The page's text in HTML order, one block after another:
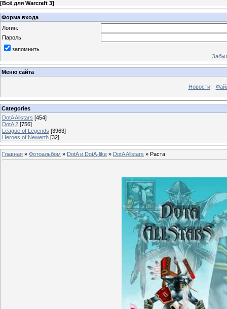
[Всё для Warcraft 3]
Форма входа
Логин:
Пароль:
запомнить
Меню сайта
Новости
Categories
DotA Allstars [454]
DotA 2 [756]
League of Legends [3963]
Heroes of Newerth [32]
Главная » Фотоальбом » DotA и DotA-like » DotA Allstars » Раста